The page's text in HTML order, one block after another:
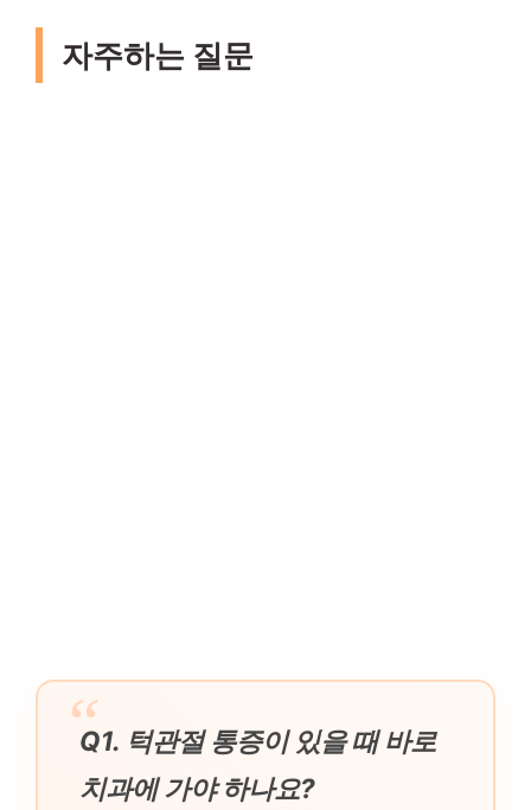
자주하는 질문
Q1. 턱관절 통증이 있을 때 바로
치과에 가야 하나요?